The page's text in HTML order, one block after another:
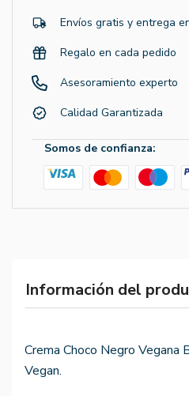
Envíos gratis y entrega
Regalo en cada pedido
Asesoramiento experto
Calidad Garantizada
Somos de confianza:
Información del
Crema Choco Negro Vegana
Vegan.